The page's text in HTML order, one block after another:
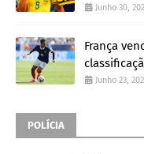
Junho 30,
França
Junho 23,
POLÍCIA